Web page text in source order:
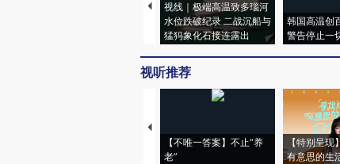
视线｜极端高温致多瑙河
水位跌破纪录 二战沉船与
猛犸象化石接连露出
韩国高温创
警告停止一
视听推荐
【不唯一答案】不止“养
老”
【特别呈
有意思的生